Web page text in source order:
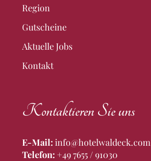
Region
Gutscheine
Aktuelle Jobs
Kontakt
Kontaktieren Sie uns
E-Mail: info@hotelwaldeck.com
Telefon: +49 7655 / 91030